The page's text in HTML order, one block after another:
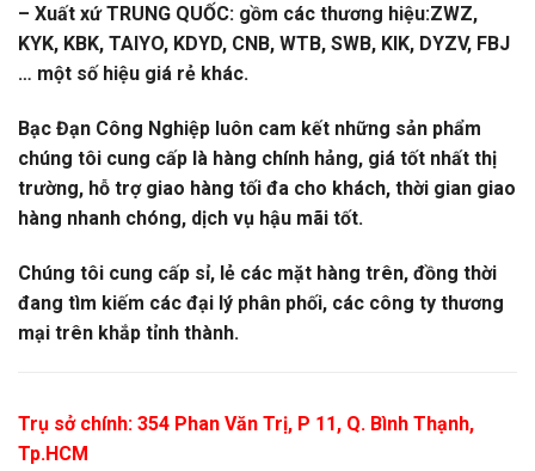
– Xuất xứ TRUNG QUỐC: gồm các thương hiệu:ZWZ,
KYK, KBK, TAIYO, KDYD, CNB, WTB, SWB, KIK, DYZV, FBJ
… một số hiệu giá rẻ khác.
Bạc Đạn Công Nghiệp luôn cam kết những sản phẩm
chúng tôi cung cấp là hàng chính hảng, giá tốt nhất thị
trường, hỗ trợ giao hàng tối đa cho khách, thời gian giao
hàng nhanh chóng, dịch vụ hậu mãi tốt.
Chúng tôi cung cấp sỉ, lẻ các mặt hàng trên, đồng thời
đang tìm kiếm các đại lý phân phối, các công ty thương
mại trên khắp tỉnh thành.
Trụ sở chính: 354 Phan Văn Trị, P 11, Q. Bình Thạnh,
Tp.HCM